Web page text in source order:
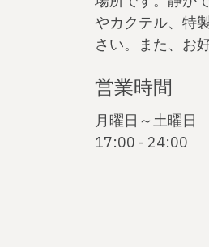
やカクテル、特
さい。また、お
営業時間
月曜日～土曜日
17:00 - 24:00